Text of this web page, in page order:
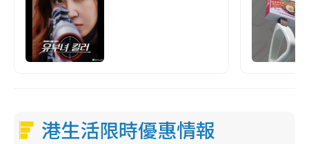
港生活限時優惠情報